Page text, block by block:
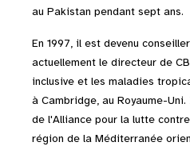
au Pakistan pendant sept ans.
En 1997, il est devenu
actuellement le directeur de
inclusive et les maladies
à Cambridge, au Royaume-
de l'Alliance pour la lutte
région de la Méditerranée